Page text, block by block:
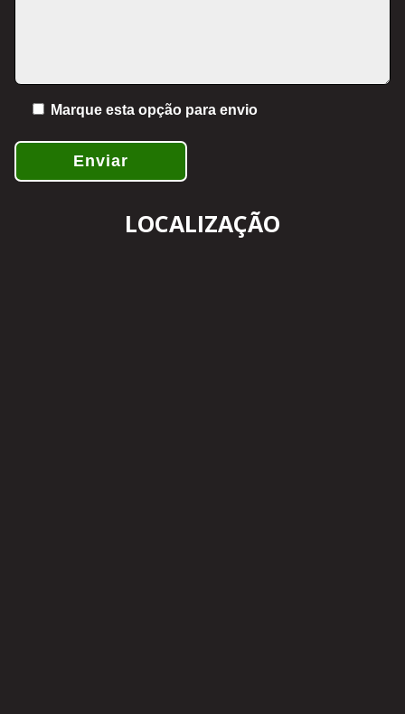
Marque esta opção para envio
Enviar
LOCALIZAÇÃO